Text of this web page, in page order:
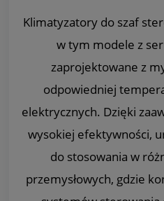
Klimatyzatory do szaf
w tym modele z
zaprojektowane z
odpowiedniej
elektrycznych. Dzięki
wysokiej efektywności,
do stosowania w
przemysłowych, gdzie